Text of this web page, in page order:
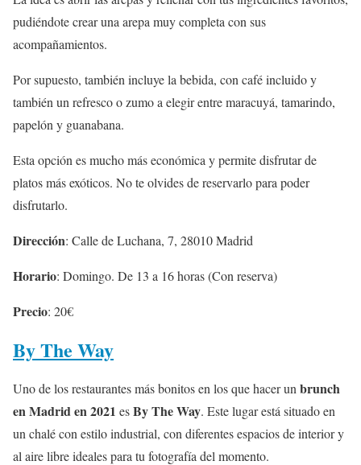
pudiéndote crear una arepa muy completa con sus
acompañamientos.
Por supuesto, también incluye la bebida, con café incluido y
también un refresco o zumo a elegir entre maracuyá, tamarindo,
papelón y guanabana.
Esta opción es mucho más económica y permite disfrutar de
platos más exóticos. No te olvides de reservarlo para poder
disfrutarlo.
Dirección: Calle de Luchana, 7, 28010 Madrid
Horario: Domingo. De 13 a 16 horas (Con reserva)
Precio: 20€
By The Way
Uno de los restaurantes más bonitos en los que hacer un brunch
en Madrid en 2021 esBy The Way. Este lugar está situado en
un chalé con estilo industrial, con diferentes espacios de interior y
al aire libre ideales para tu fotografía del momento.